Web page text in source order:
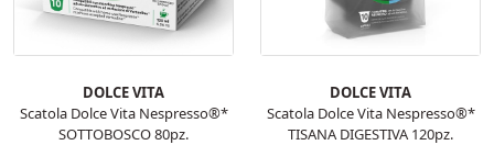
DOLCE VITA
Scatola Dolce Vita Nespresso®*
SOTTOBOSCO 80pz.
DOLCE VITA
Scatola Dolce Vita Nespresso®*
TISANA DIGESTIVA 120pz.